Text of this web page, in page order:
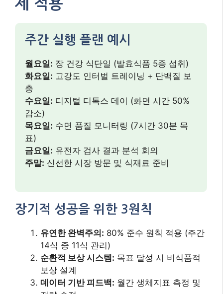
금요일:유전자 검사 결과 분석 회의
장기적 성공을 위한 3원칙
14식 중 11식 관리)
순환적 보상 시스템:
보상 설계
전략 수정